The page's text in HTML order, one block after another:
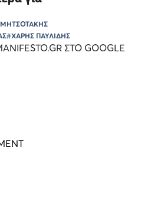
#ΧΑΡΗΣ ΠΑΥΛΙΔΗΣ
ΣΤΟ GOOGLE